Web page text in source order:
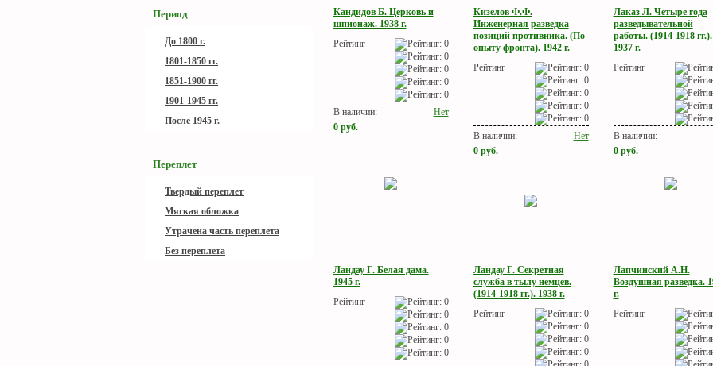
Период
До 1800 г.
1801-1850 гг.
1851-1900 гг.
1901-1945 гг.
После 1945 г.
Переплет
Твердый переплет
Мягкая обложка
Утрачена часть переплета
Без переплета
Кандидов Б. Церковь и
шпионаж. 1938 г.
Рейтинг
В наличии:
Нет
0 руб.
Кизелов Ф.Ф.
Инженерная разведка
позиций противника. (По
опыту фронта). 1942 г.
Рейтинг
В наличии:
Нет
0 руб.
Лаказ Л. Четыре года
разведывательной
работы. (1914-1918 гг.).
1937 г.
Рейтинг
В наличии:
0 руб.
Ландау Г. Белая дама.
1945 г.
Рейтинг
Ландау Г. Секретная
служба в тылу немцев.
(1914-1918 гг.). 1938 г.
Рейтинг
Лапчинский А.Н.
Воздушная разведка.
г.
Рейтинг